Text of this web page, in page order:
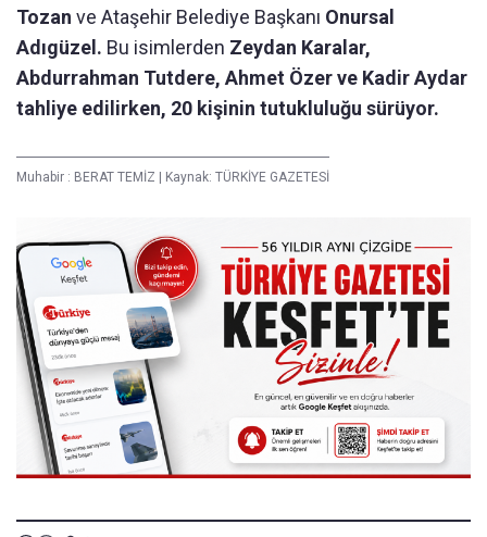
Tozan ve Ataşehir Belediye Başkanı Onursal
Adıgüzel. Bu isimlerden Zeydan Karalar,
Abdurrahman Tutdere, Ahmet Özer ve Kadir Aydar
tahliye edilirken, 20 kişinin tutukluluğu sürüyor.
Muhabir : BERAT TEMİZ Kaynak: TÜRKİYE GAZETESİ